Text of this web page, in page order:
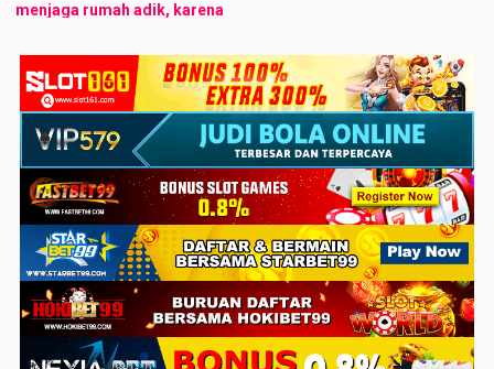
menjaga rumah adik, karena
sore dan Tinah tinggal di
rumah, karena kondisi
perutnya yang kurang ...